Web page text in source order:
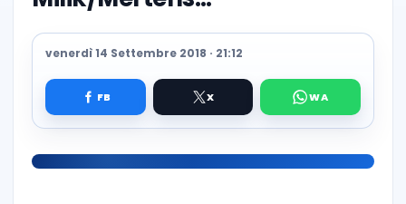
venerdì 14 Settembre 2018 · 21:12